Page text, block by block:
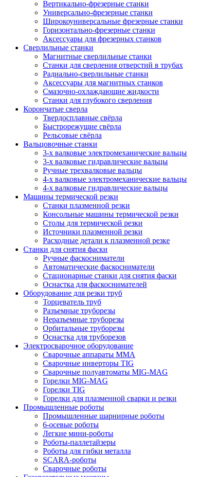
Вертикально-фрезерные станки
Универсально-фрезерные станки
Широкоуниверсальные фрезерные станки
Горизонтально-фрезерные станки
Аксессуары для фрезерных станков
Сверлильные станки
Магнитные сверлильные станки
Станки для сверления отверстий в трубах
Радиально-сверлильные станки
Аксессуары для магнитных станков
Смазочно-охлаждающие жидкости
Станки для глубокого сверления
Корончатые сверла
Твердосплавные свёрла
Быстрорежущие свёрла
Рельсовые свёрла
Вальцовочные станки
3-х валковые электромеханические вальцы
3-х валковые гидравлические вальцы
Ручные трехвалковые вальцы
4-х валковые электромеханические вальцы
4-х валковые гидравлические вальцы
Машины термической резки
Станки плазменной резки
Консольные машины термической резки
Столы для термической резки
Источники плазменной резки
Расходные детали к плазменной резке
Станки для снятия фаски
Ручные фаскосниматели
Автоматические фаскосниматели
Стационарные станки для снятия фаски
Оснастка для фаскоснимателей
Оборудование для резки труб
Торцеватель труб
Разъемные труборезы
Неразъемные труборезы
Орбитальные труборезы
Оснастка для труборезов
Электросварочное оборудование
Сварочные аппараты MMA
Сварочные инверторы TIG
Сварочные полуавтоматы MIG-MAG
Горелки MIG-MAG
Горелки TIG
Горелки для плазменной сварки и резки
Промышленные роботы
Промышленные шарнирные роботы
6-осевые роботы
Легкие мини-роботы
Роботы-паллетайзеры
Роботы для гибки металла
SCARA-роботы
Сварочные роботы